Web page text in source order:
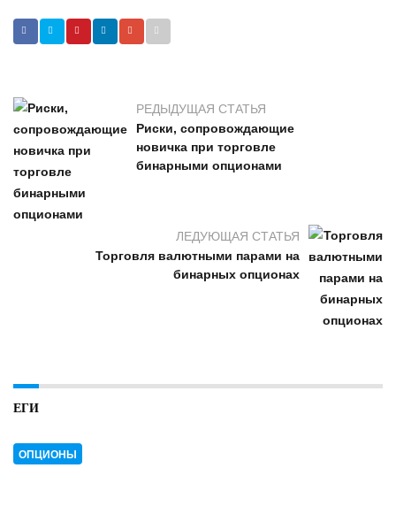
РЕДЫДУЩАЯ СТАТЬЯ
Риски, сопровождающие
новичка при торговле
бинарными опционами
ЛЕДУЮЩАЯ СТАТЬЯ
Торговля валютными парами на
бинарных опционах
ЕГИ
ОПЦИОНЫ